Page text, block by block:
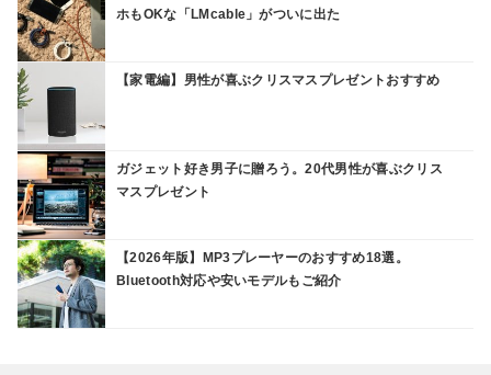
ホもOKな「LMcable」がついに出た
【家電編】男性が喜ぶクリスマスプレゼントおすすめ
ガジェット好き男子に贈ろう。20代男性が喜ぶクリス
マスプレゼント
【2026年版】MP3プレーヤーのおすすめ18選。
Bluetooth対応や安いモデルもご紹介